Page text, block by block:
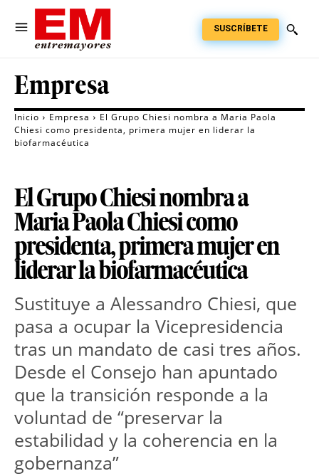
SUSCRÍBETE
Empresa
Inicio Empresa
El Grupo Chiesi nombra a Maria Paola
Chiesi como presidenta, primera mujer en liderar la
biofarmacéutica
El Grupo Chiesi nombra a
Maria Paola Chiesi como
presidenta, primera mujer en
liderar la biofarmacéutica
Sustituye a Alessandro Chiesi, que
pasa a ocupar la Vicepresidencia
tras un mandato de casi tres años.
Desde el Consejo han apuntado
que la transición responde a la
voluntad de “preservar la
estabilidad y la coherencia en la
gobernanza”